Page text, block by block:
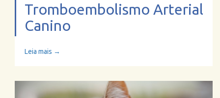
Tromboembolismo Arterial
Canino
Leia mais →